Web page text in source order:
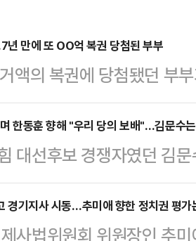
년 만에 또 OO억 복권 당첨된 부부
액의 복권에 당첨됐던 부
다.16일(현지시간) 영국
부는 지난달 26일 진행
)에 당첨됐다. 리처드는 "
었다"며 "특별한 계획이
페이 역시 "번개가 두 번
한동훈 향해 "우리 당의 보배"…김문수
대선후보 경쟁자였던 김
전 장관은 한 전 대표를 '당
해석이 나오고 있다.18
경기지사 시동…추미애 향한 정치권 평가
사법위원회 위원장인 추